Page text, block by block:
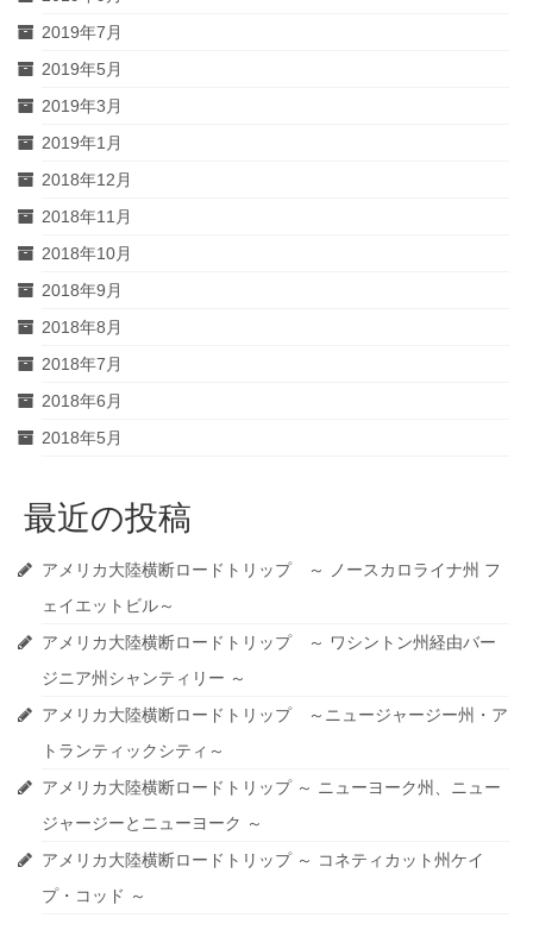
2019年7月
2019年5月
2019年3月
2019年1月
2018年12月
2018年11月
2018年10月
2018年9月
2018年8月
2018年7月
2018年6月
2018年5月
最近の投稿
アメリカ大陸横断ロードトリップ ～ ノースカロライナ州 フ
ェイエットビル～
アメリカ大陸横断ロードトリップ ～ ワシントン州経由バー
ジニア州シャンティリー ～
アメリカ大陸横断ロードトリップ ～ニュージャージー州・ア
トランティックシティ～
アメリカ大陸横断ロードトリップ ～ ニューヨーク州、ニュー
ジャージーとニューヨーク ～
アメリカ大陸横断ロードトリップ ～ コネティカット州ケイ
プ・コッド ～